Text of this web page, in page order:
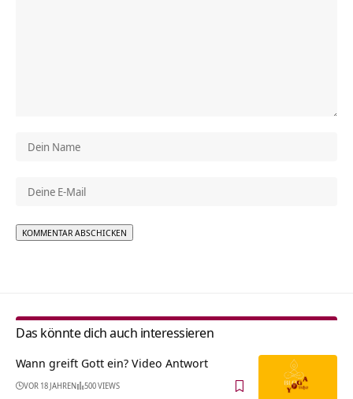
Das könnte dich auch interessieren
Wann greift Gott ein? Video Antwort
VOR 18 JAHREN 500 VIEWS